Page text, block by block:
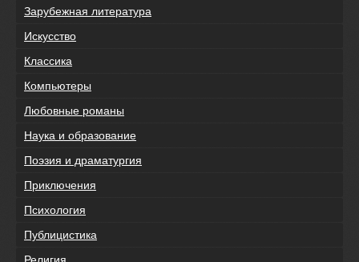
Зарубежная литература
Искусство
Классика
Компьютеры
Любовные романы
Наука и образование
Поэзия и драматургия
Приключения
Психология
Публицистика